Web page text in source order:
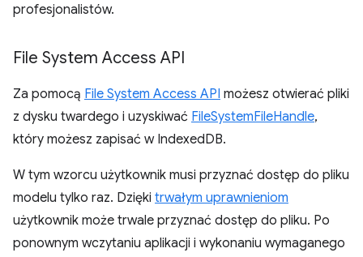
profesjonalistów.
File System Access API
Za pomocą File System Access API możesz otwierać pliki
z dysku twardego i uzyskiwać FileSystemFileHandle,
który możesz zapisać w IndexedDB.
W tym wzorcu użytkownik musi przyznać dostęp do pliku
modelu tylko raz. Dzięki trwałym uprawnieniom
użytkownik może trwale przyznać dostęp do pliku. Po
ponownym wczytaniu aplikacji i wykonaniu wymaganego